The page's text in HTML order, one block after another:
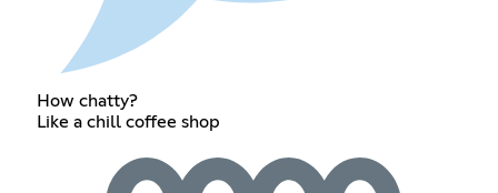
How chatty?
Like a chill coffee shop